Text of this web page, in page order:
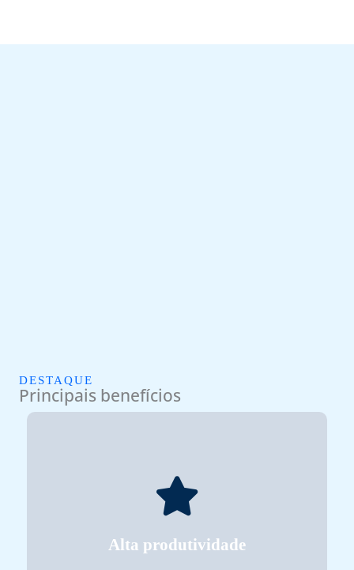
DESTAQUE
Principais benefícios
Alta produtividade
Alta produtividade
proporciona selagem rápida, precisa e confiável,
acompanhando o ritmo das linhas de embalagem.